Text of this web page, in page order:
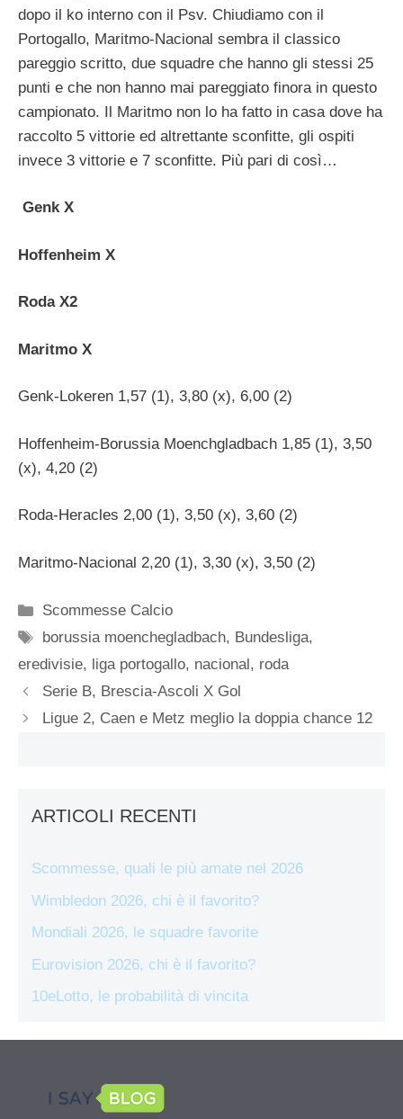
dopo il ko interno con il Psv. Chiudiamo con il
Portogallo, Maritmo-Nacional sembra il classico
pareggio scritto, due squadre che hanno gli stessi 25
punti e che non hanno mai pareggiato finora in questo
campionato. Il Maritmo non lo ha fatto in casa dove ha
raccolto 5 vittorie ed altrettante sconfitte, gli ospiti
invece 3 vittorie e 7 sconfitte. Più pari di così…
Genk X
Hoffenheim X
Roda X2
Maritmo X
Genk-Lokeren 1,57 (1), 3,80 (x), 6,00 (2)
Hoffenheim-Borussia Moenchgladbach 1,85 (1), 3,50
(x), 4,20 (2)
Roda-Heracles 2,00 (1), 3,50 (x), 3,60 (2)
Maritmo-Nacional 2,20 (1), 3,30 (x), 3,50 (2)
Categorie
Scommesse Calcio
Tag
borussia moenchegladbach, Bundesliga,
eredivisie, liga portogallo, nacional , roda
Serie B, Brescia-Ascoli X Gol
Ligue 2, Caen e Metz meglio la doppia chance 12
ARTICOLI RECENTI
Scommesse, quali le più amate nel 2026
Wimbledon 2026, chi è il favorito?
Mondiali 2026, le squadre favorite
Eurovision 2026, chi è il favorito?
10eLotto, le probabilità di vincita